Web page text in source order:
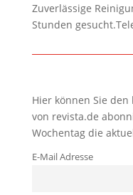
Zuverlässige
Stunden
Hier können Sie
von revista.de
Wochentag die
E-Mail Adresse